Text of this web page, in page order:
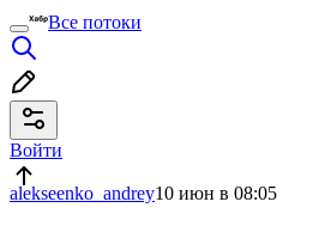
Все потоки
Войти
alekseenko_andrey10 июн в 08:05